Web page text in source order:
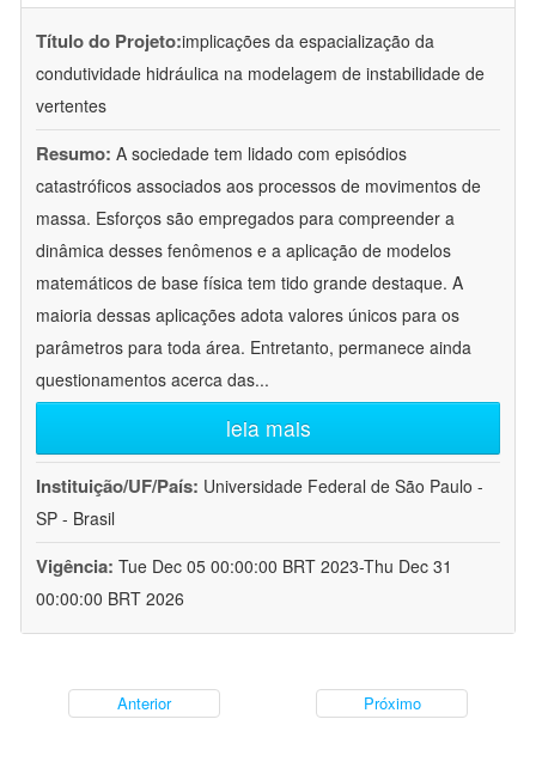
Título do Projeto:implicações da espacialização da
condutividade hidráulica na modelagem de instabilidade de
vertentes
Resumo: A sociedade tem lidado com episódios
catastróficos associados aos processos de movimentos de
massa. Esforços são empregados para compreender a
dinâmica desses fenômenos e a aplicação de modelos
matemáticos de base física tem tido grande destaque. A
maioria dessas aplicações adota valores únicos para os
parâmetros para toda área. Entretanto, permanece ainda
questionamentos acerca das...
leia mais
Instituição/UF/País: Universidade Federal de São Paulo -
SP - Brasil
Vigência: Tue Dec 05 00:00:00 BRT 2023-Thu Dec 31
00:00:00 BRT 2026
Anterior Próximo